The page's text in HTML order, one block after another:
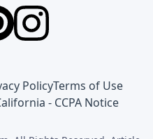
PolicyTerms of Use
- CCPA Notice